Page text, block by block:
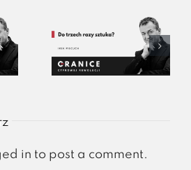
in to post a comment.